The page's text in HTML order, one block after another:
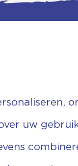
Fiscaal:
Rek.nr:
uw